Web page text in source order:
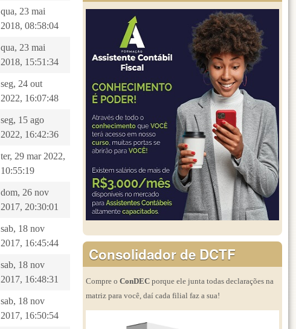
qua, 23 mai
2018, 08:58:04
qua, 23 mai
2018, 15:51:34
seg, 24 out
2022, 16:07:48
seg, 15 ago
2022, 16:42:36
ter, 29 mar 2022,
10:55:19
dom, 26 nov
2017, 20:30:01
sab, 18 nov
2017, 16:45:44
sab, 18 nov
2017, 16:48:31
sab, 18 nov
2017, 16:50:54
Consolidador de DCTF
Compre o ConDEC porque ele junta todas declarações na
matriz para você, daí cada filial faz a sua!